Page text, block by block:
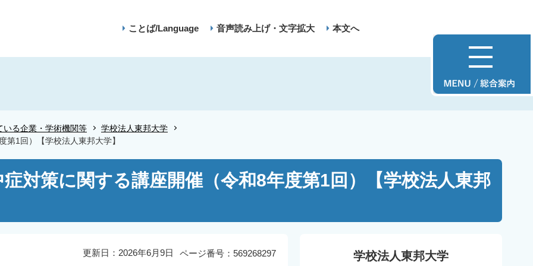
ことば/Language 音声読み上げ・文字拡大 本文へ
いる企業・学術機関等
学校法人東邦大学
1回）【学校法人東邦大学】
対策に関する講座開催（令和8年度第1回）【学校法人東邦
ページ番号：569268297
更新日：2026年6月9日 学校法人東邦大学